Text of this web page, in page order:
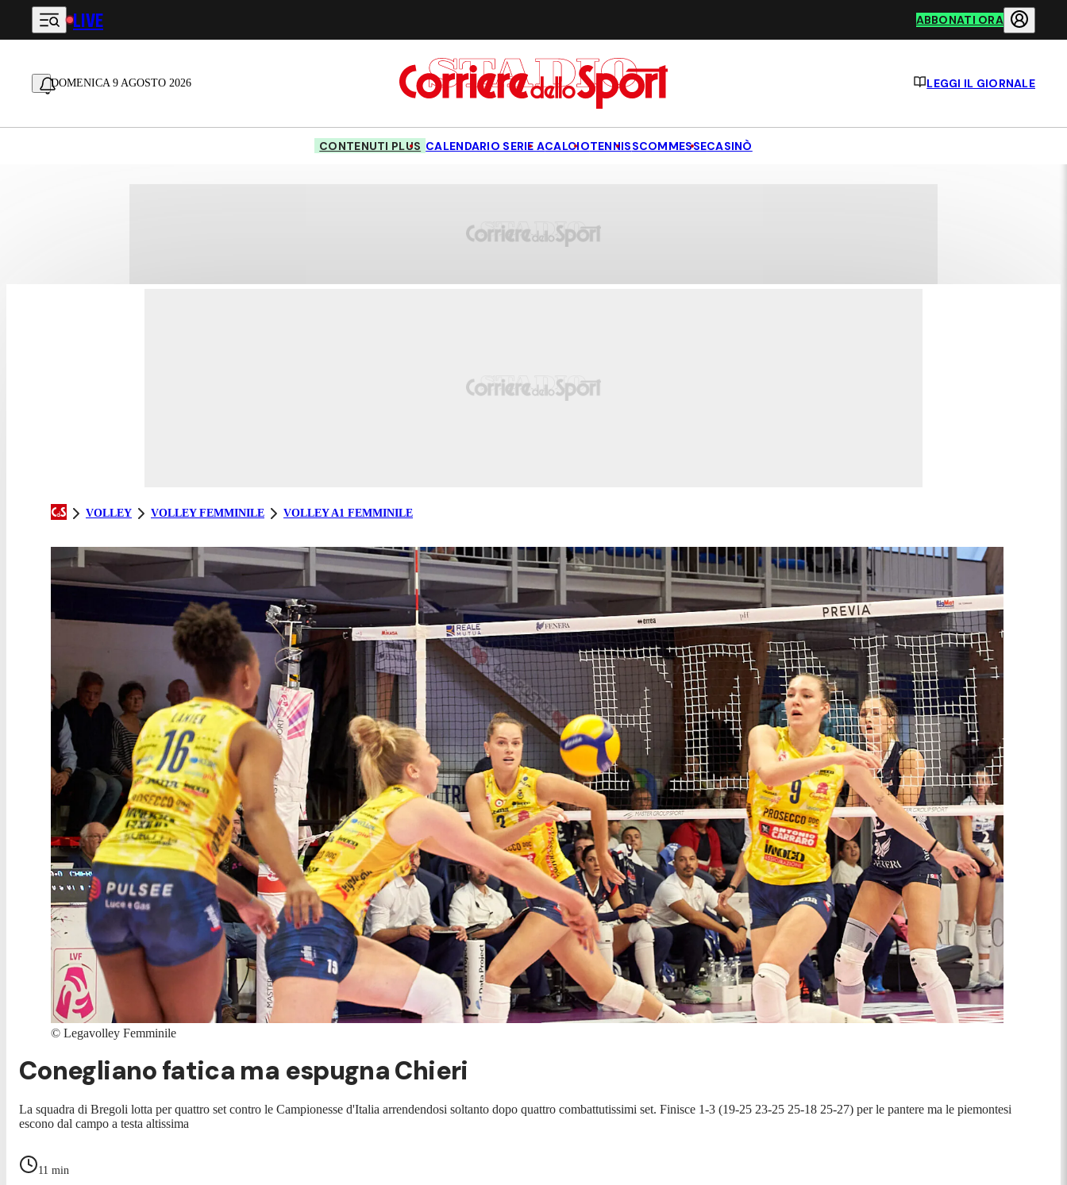
Vai al contenuto principale
LIVE ABBONATI ORA
DOMENICA 9 AGOSTO 2026 LEGGI IL GIORNALE
CONTENUTI PLUS CALENDARIO SERIE ACALCIOTENNISSCOMMESSECASINÒ
VOLLEY VOLLEY FEMMINILE VOLLEY A1 FEMMINILE
© Legavolley Femminile
Conegliano fatica ma espugna Chieri
La squadra di Bregoli lotta per quattro set contro le Campionesse d'Italia arrendendosi soltanto dopo quattro combattutissimi set. Finisce 1-3 (19-25 23-25 25-18 25-27) per le pantere ma le piemontesi
escono dal campo a testa altissima
11 min